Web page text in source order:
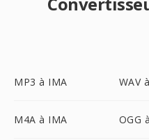
MP3 à IMA WAV
M4A à IMA OGG